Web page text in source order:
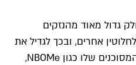
גדול מאוד מהנזקים
אחרים, ובכך לגדיל את
, אבל ניתן לראות את זה בכל – אנשים שרוצים לקנות LSD אבל מקבלים את אחד האנאלוגים המסוכנים שלו כגון NBOMe,